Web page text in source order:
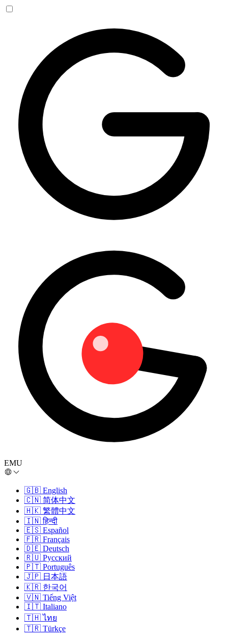
EMU
🇬🇧 English
🇨🇳 简体中文
🇭🇰 繁體中文
🇮🇳 हिन्दी
🇪🇸 Español
🇫🇷 Français
🇩🇪 Deutsch
🇷🇺 Русский
🇵🇹 Português
🇯🇵 日本語
🇰🇷 한국어
🇻🇳 Tiếng Việt
🇮🇹 Italiano
🇹🇭 ไทย
🇹🇷 Türkçe